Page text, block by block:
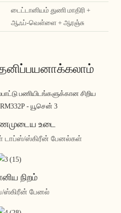
டைட்டானியம் துணி மாதிரி +
ஆஃப்-வெள்ளை + ஆரஞ்சு
உடை
டாப்ஸ்/ஸ்கிரீன் பேனல்கள்
நிறம்
ஸ்கிரீன் பேனல்